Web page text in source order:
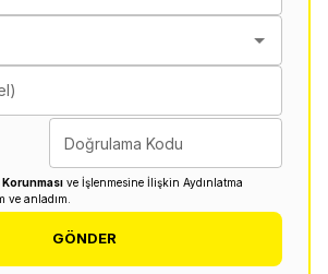
Doğrulama Kodu
ve İşlenmesine İlişkin Aydınlatma
ve anladım.
GÖNDER